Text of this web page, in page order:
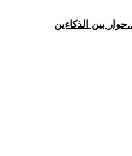
بين الذكاءين